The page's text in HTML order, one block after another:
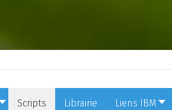
Scripts Librairie Liens IBM